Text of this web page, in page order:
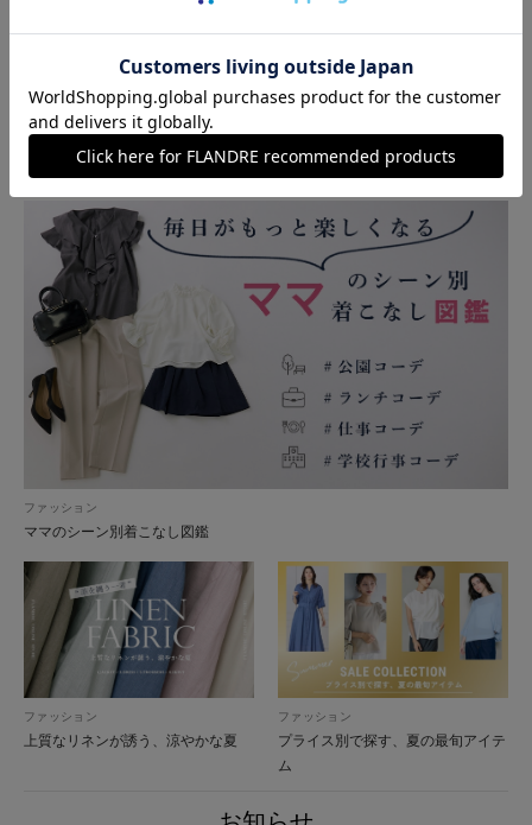
Feature
ファッション
ママのシーン別着こなし図鑑
ファッション
上質なリネンが誘う、涼やかな夏
ファッション
プライス別で探す、夏の最旬アイテ
ム